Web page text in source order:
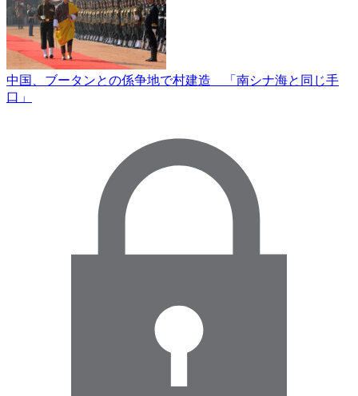
中国、ブータンとの係争地で村建造 「南シナ海と同じ手
口」